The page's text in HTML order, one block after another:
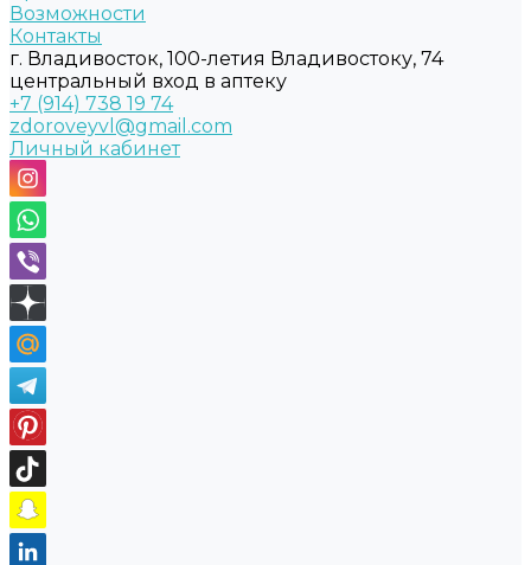
Возможности
Контакты
г. Владивосток, 100-летия Владивостоку, 74
центральный вход в аптеку
+7 (914) 738 19 74
zdoroveyvl@gmail.com
Личный кабинет